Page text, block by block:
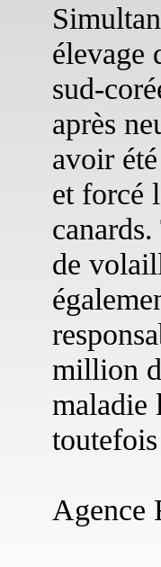
élevage
sud-
après
avoir
et forcé
de
million
maladie
Agence